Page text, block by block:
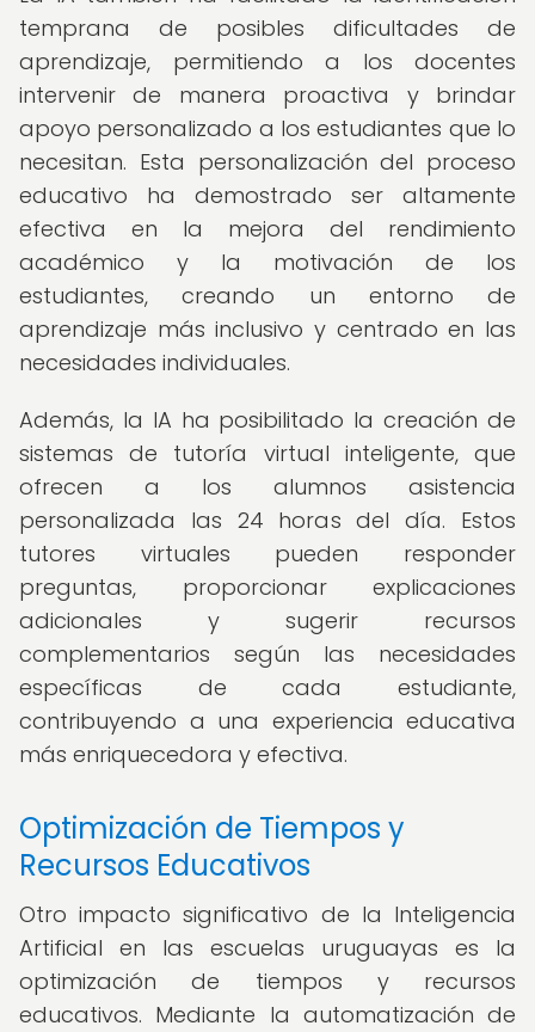
temprana de posibles dificultades de
aprendizaje, permitiendo a los docentes
intervenir de manera proactiva y brindar
apoyo personalizado a los estudiantes que lo
necesitan. Esta personalización del proceso
educativo ha demostrado ser altamente
efectiva en la mejora del rendimiento
académico y la motivación de los
estudiantes, creando un entorno de
aprendizaje más inclusivo y centrado en las
necesidades individuales.
Además, la IA ha posibilitado la creación de
sistemas de tutoría virtual inteligente, que
ofrecen a los alumnos asistencia
personalizada las 24 horas del día. Estos
tutores virtuales pueden responder
preguntas, proporcionar explicaciones
adicionales y sugerir recursos
complementarios según las necesidades
específicas de cada estudiante,
contribuyendo a una experiencia educativa
más enriquecedora y efectiva.
Optimización de Tiempos y
Recursos Educativos
Otro impacto significativo de la Inteligencia
Artificial en las escuelas uruguayas es la
optimización de tiempos y recursos
educativos. Mediante la automatización de